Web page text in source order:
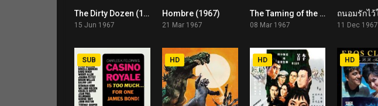
7.7The Dirty Dozen (1967)
15 Jun 1967
Hombre (1967)
21 Mar 1967
7.1The Taming of the Shrew (1967)
08 Mar 1967 11 Dec 1967
SUB HD HD HD